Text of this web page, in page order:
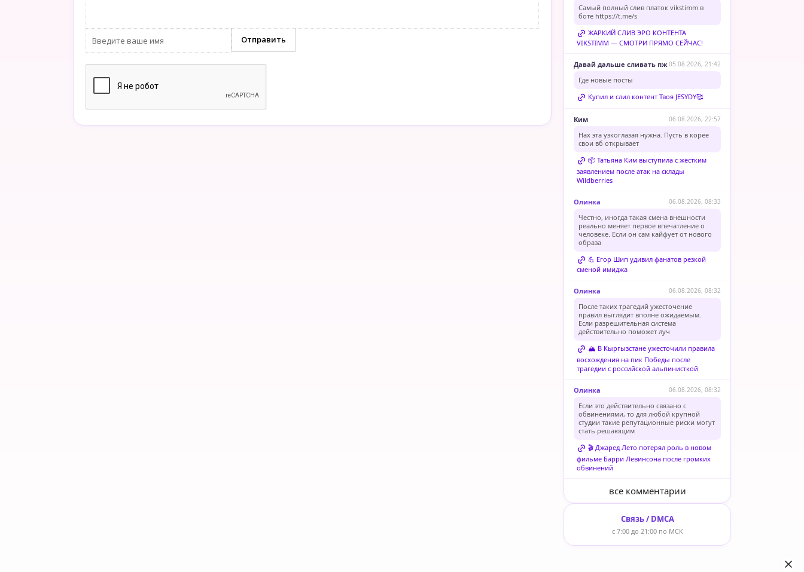
Самый полный слив платок vikstimm в
боте https://t.me/s
ЖАРКИЙ СЛИВ ЭРО КОНТЕНТА
VIKSTIMM — СМОТРИ ПРЯМО СЕЙЧАС!
Давай дальше сливать пж05.08.2026, 21:42
Где новые посты
Купил и слил контент Твоя JESYDY🥰
Ким 06.08.2026, 22:57
Нах эта узкоглазая нужна. Пусть в корее
свои вб открывает
📦 Татьяна Ким выступила с жёстким
заявлением после атак на склады
Wildberries
Олинка 06.08.2026, 08:33
Честно, иногда такая смена внешности
реально меняет первое впечатление о
человеке. Если он сам кайфует от нового
образа
💪 Егор Шип удивил фанатов резкой
сменой имиджа
Олинка 06.08.2026, 08:32
После таких трагедий ужесточение
правил выглядит вполне ожидаемым.
Если разрешительная система
действительно поможет луч
🏔️ В Кыргызстане ужесточили правила
восхождения на пик Победы после
трагедии с российской альпинисткой
Олинка 06.08.2026, 08:32
Если это действительно связано с
обвинениями, то для любой крупной
студии такие репутационные риски могут
стать решающим
🎬 Джаред Лето потерял роль в новом
фильме Барри Левинсона после громких
обвинений
все комментарии
Связь / DMCA
с 7:00 до 21:00 по МСК